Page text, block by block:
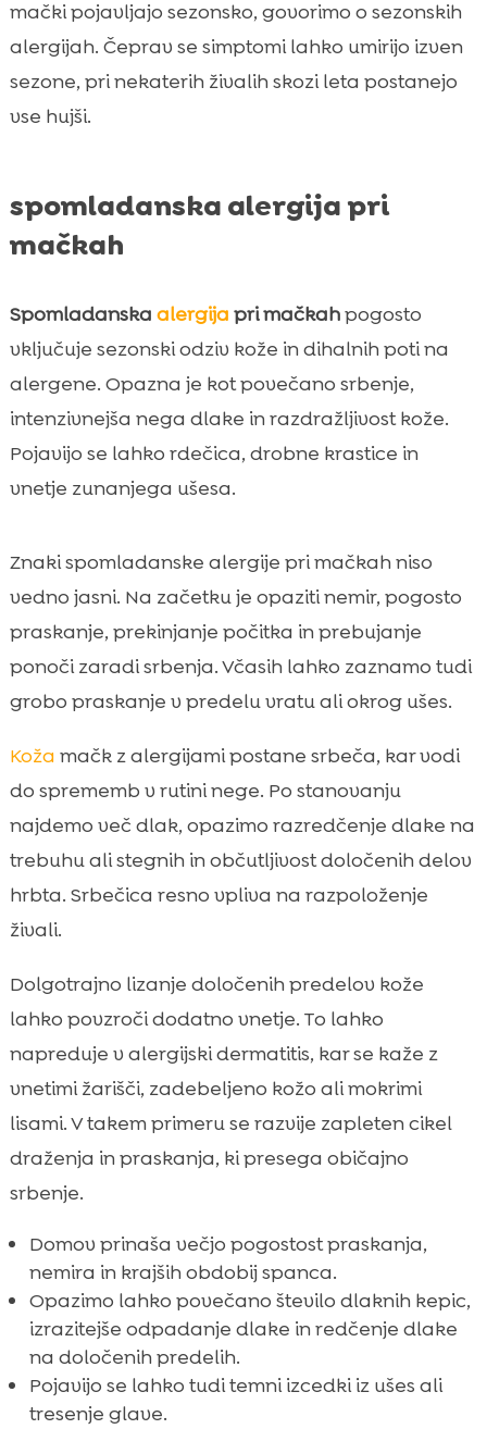
mački pojavljajo sezonsko, govorimo o sezonskih
alergijah. Čeprav se simptomi lahko umirijo izven
sezone, pri nekaterih živalih skozi leta postanejo
vse hujši.
spomladanska alergija pri
mačkah
Spomladanska alergija pri mačkahpogosto
vključuje sezonski odziv kože in dihalnih poti na
alergene. Opazna je kot povečano srbenje,
intenzivnejša nega dlake in razdražljivost kože.
Pojavijo se lahko rdečica, drobne krastice in
vnetje zunanjega ušesa.
Znaki spomladanske alergije pri mačkah niso
vedno jasni. Na začetku je opaziti nemir, pogosto
praskanje, prekinjanje počitka in prebujanje
ponoči zaradi srbenja. Včasih lahko zaznamo tudi
grobo praskanje v predelu vratu ali okrog ušes.
Koža mačk z alergijami postane srbeča, kar vodi
do sprememb v rutini nege. Po stanovanju
najdemo več dlak, opazimo razredčenje dlake na
trebuhu ali stegnih in občutljivost določenih delov
hrbta. Srbečica resno vpliva na razpoloženje
živali.
Dolgotrajno lizanje določenih predelov kože
lahko povzroči dodatno vnetje. To lahko
napreduje v alergijski dermatitis, kar se kaže z
vnetimi žarišči, zadebeljeno kožo ali mokrimi
lisami. V takem primeru se razvije zapleten cikel
draženja in praskanja, ki presega običajno
srbenje.
Domov prinaša večjo pogostost praskanja,
nemira in krajših obdobij spanca.
Opazimo lahko povečano število dlaknih kepic,
izrazitejše odpadanje dlake in redčenje dlake
na določenih predelih.
Pojavijo se lahko tudi temni izcedki iz ušes ali
tresenje glave.